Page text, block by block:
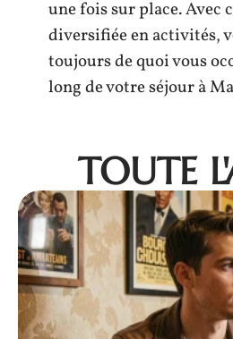
une fois sur place. Avec
diversifiée en activités,
toujours de quoi vous
long de votre séjour à
TOUTE